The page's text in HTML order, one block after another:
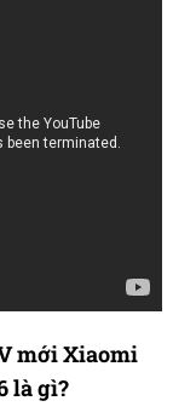
mới Xiaomi
là gì?